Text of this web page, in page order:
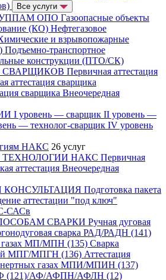
Все услуги
ОПО Газоопасные объекты
(КО) Нефтегазовое
и взрывопожарные
Подъемно-транспортное
конструкции (ПТО/СК)
СВАРЩИКОВ Первичная аттестация
аттестация сварщика
сварщика Внеочередная
I уровень — сварщик II уровень —
— технолог-сварщик IV уровень
НАКС 26 услуг
НАКС Первичная
аттестация Внеочередная
Подготовка пакета
аттестации "под ключ"
САСв
СВАРКИ Ручная дуговая
сварка РАД/РАДН (141)
газах МП/МПН (135) Сварка
МПГ/МПГН (136) Аттестация
газах МПИ/МПИН (137)
(121)/АФ/АФПН/АФЛН (12)